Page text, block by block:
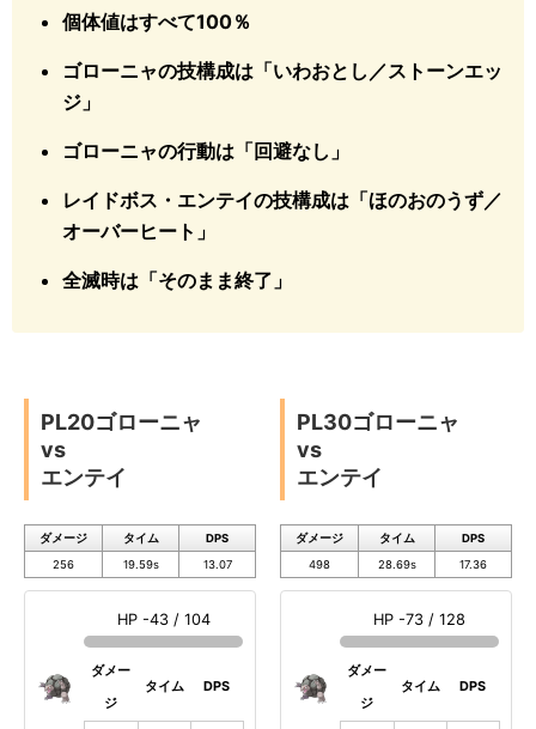
個体値はすべて100％
ゴローニャの技構成は「いわおとし／ストーンエッ
ジ」
ゴローニャの行動は「回避なし」
レイドボス・エンテイの技構成は「ほのおのうず／
オーバーヒート」
全滅時は「そのまま終了」
PL20ゴローニャ
vs
エンテイ
ダメージ タイム
DPS
256
19.59s 13.07
HP -43 / 104
ダメー
ジ
タイム DPS
PL30ゴローニャ
vs
エンテイ
ダメージ タイム
DPS
498
28.69s 17.36
HP -73 / 128
ダメー
ジ
タイム DPS